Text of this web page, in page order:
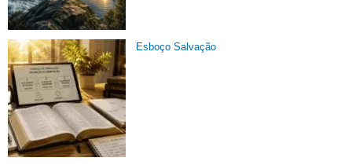
Esboço Salvação